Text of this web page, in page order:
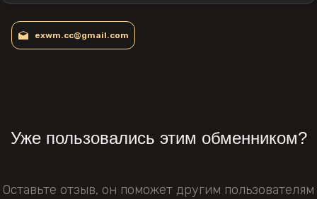
exwm.cc@gmail.com
Уже пользовались этим обменником?
Оставьте отзыв, он поможет другим пользователям